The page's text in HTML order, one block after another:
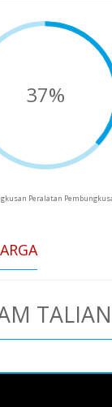
37%
Peralatan
TALIAN